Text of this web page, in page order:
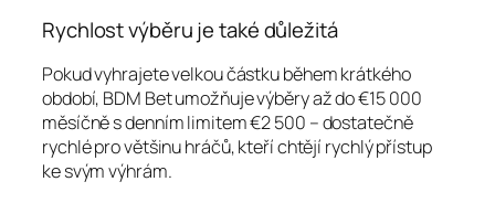
Rychlost výběru je také důležitá
Pokud vyhrajete velkou částku během krátkého
období, BDM Bet umožňuje výběry až do €15 000
měsíčně s denním limitem €2 500 – dostatečně
rychlé pro většinu hráčů, kteří chtějí rychlý přístup
ke svým výhrám.